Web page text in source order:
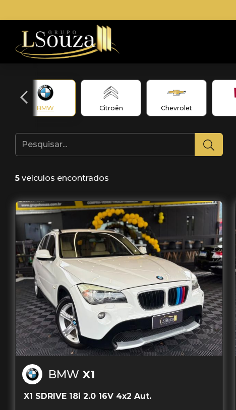
BMW Citroën Chevrolet
5 veículos encontrados
BMW X1
X1 SDRIVE 18i 2.0 16V 4x2 Aut.